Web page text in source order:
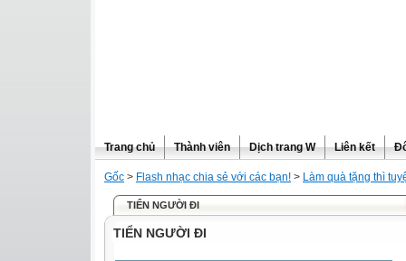
Trang chủ Thành viên Dịch trang W Liên kết
Gốc > Flash nhạc chia sẻ với các bạn! > Làm quà tặng thì
TIỂN NGƯỜI ĐI
TIỂN NGƯỜI ĐI